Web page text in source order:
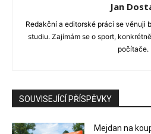
Jan
Redakční a editorské práci se věnuji
studiu. Zajímám se o sport,
počítače.
SOUVISEJÍCÍ PŘÍSPĚVKY
Mejdan na